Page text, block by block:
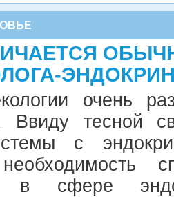
очень
Ввиду тесной
с
в сфере